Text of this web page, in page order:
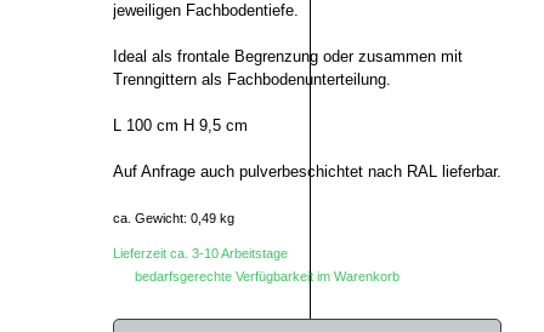
jeweiligen Fachbodentiefe.
Ideal als frontale Begrenzung oder zusammen mit
Trenngittern als Fachbodenunterteilung.
L 100 cm H 9,5 cm
Auf Anfrage auch pulverbeschichtet nach RAL lieferbar.
ca. Gewicht: 0,49 kg
Lieferzeit ca. 3-10 Arbeitstage
bedarfsgerechte Verfügbarkeit im Warenkorb